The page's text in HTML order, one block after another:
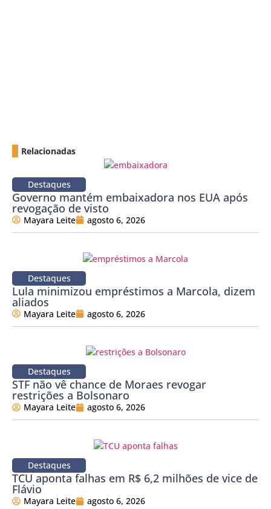
Relacionadas
Destaques
Governo mantém embaixadora nos EUA após
revogação de visto
Mayara Leite agosto 6, 2026
Destaques
Lula minimizou empréstimos a Marcola, dizem
aliados
Mayara Leite agosto 6, 2026
Destaques
STF não vê chance de Moraes revogar
restrições a Bolsonaro
Mayara Leite agosto 6, 2026
Destaques
TCU aponta falhas em R$ 6,2 milhões de vice de
Flávio
Mayara Leite agosto 6, 2026